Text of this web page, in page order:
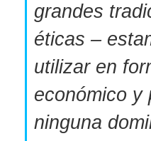
grandes
éticas –
utilizar en
económico y
ninguna